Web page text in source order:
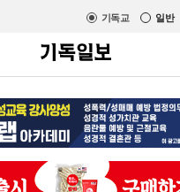
일반
기독교